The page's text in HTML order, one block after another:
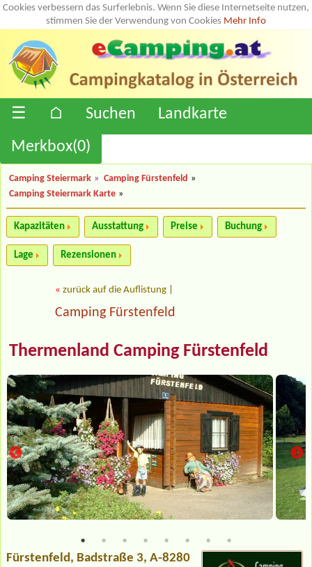
Cookies verbessern das Surferlebnis. Wenn Sie diese Internetseite nutzen,
stimmen Sie der Verwendung von Cookies Mehr Info
☰ ⌂ Suchen
Landkarte
Merkbox(0)
Camping Steiermark » Camping Fürstenfeld
»
Camping Steiermark Karte »
Kapazitäten Ausstattung Preise Buchung
Lage Rezensionen
« zurück auf die Auflistung
Camping Fürstenfeld
Thermenland Camping Fürstenfeld
Fürstenfeld , Badstraße 3, A-8280